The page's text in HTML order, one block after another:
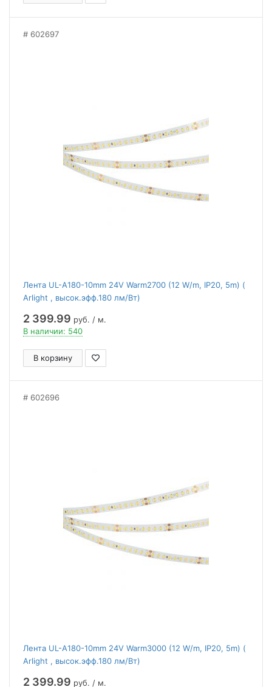
602697
Лента UL-A180-10mm 24V Warm2700 (12 W/m, IP20, 5m) (
Arlight , высок.эфф.180 лм/Вт)
2 399.99 руб. / м.
В наличии: 540
В корзину
602696
Лента UL-A180-10mm 24V Warm3000 (12 W/m, IP20, 5m) (
Arlight , высок.эфф.180 лм/Вт)
2 399.99 руб. / м.